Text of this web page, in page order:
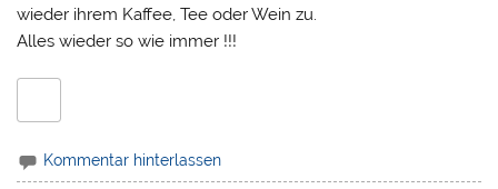
wieder ihrem Kaffee, Tee oder Wein zu.
Alles wieder so wie immer !!!
Kommentar hinterlassen